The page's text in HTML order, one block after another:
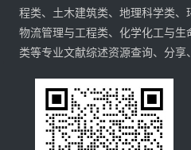
程类、土木建筑类、地理科学类、
物流管理与工程类、化学化工与
类等专业文献综述资源查询、分享